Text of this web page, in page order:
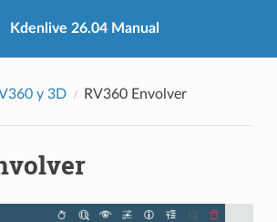
Kdenlive 26.04 Manual
y 3D RV360 Envolver